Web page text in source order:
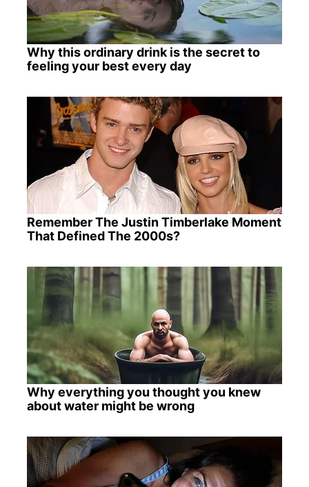
Why this ordinary drink is the secret to
feeling your best every day
Remember The Justin Timberlake Moment
That Defined The 2000s?
Why everything you thought you knew
about water might be wrong